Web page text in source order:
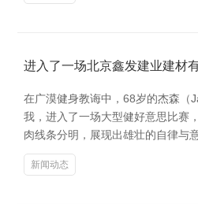
进入了一场北京鑫发建业建材
在广漠健身教诲中，68岁的杰森（
我，进入了一场大型健好意思比赛
肉线条分明，展现出雄壮的自律与
新闻动态